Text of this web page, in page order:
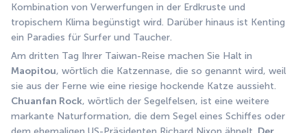
Kombination von Verwerfungen in der Erdkruste und
tropischem Klima begünstigt wird. Darüber hinaus ist Kenting
ein Paradies für Surfer und Taucher.
Maopitou, wörtlich die Katzennase, die so genannt wird, weil
Chuanfan Rock, wörtlich der Segelfelsen, ist eine weitere
markante Naturformation, die dem Segel eines Schiffes oder